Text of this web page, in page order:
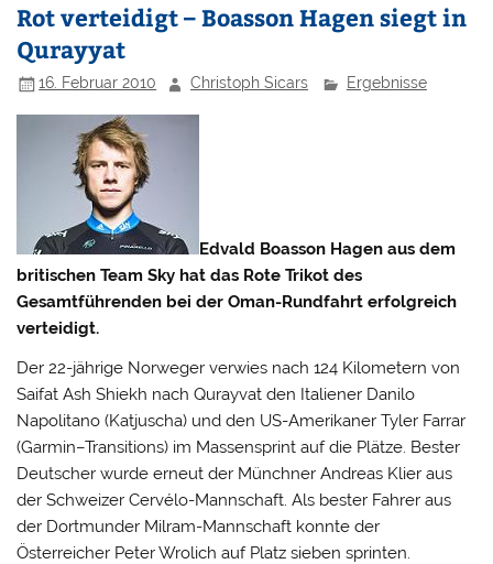
Rot verteidigt – Boasson Hagen siegt in
Qurayyat
16. Februar 2010 Christoph Sicars Ergebnisse
Edvald Boasson Hagen aus dem
britischen Team Sky hat das Rote Trikot des
Gesamtführenden bei der Oman-Rundfahrt erfolgreich
verteidigt.
Der 22-jährige Norweger verwies nach 124 Kilometern von
Saifat Ash Shiekh nach Qurayvat den Italiener Danilo
Napolitano (Katjuscha) und den US-Amerikaner Tyler Farrar
(Garmin–Transitions) im Massensprint auf die Plätze. Bester
Deutscher wurde erneut der Münchner Andreas Klier aus
der Schweizer Cervélo-Mannschaft. Als bester Fahrer aus
der Dortmunder Milram-Mannschaft konnte der
Österreicher Peter Wrolich auf Platz sieben sprinten.